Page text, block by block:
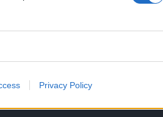
Privacy Policy